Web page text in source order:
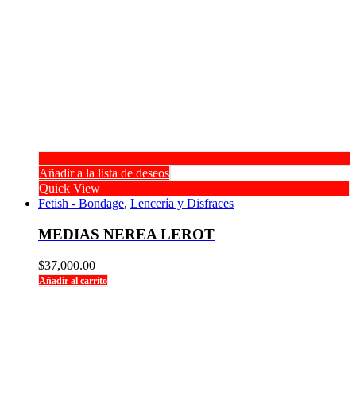
Añadir a la lista de deseos
Quick View
Fetish - Bondage, Lencería y Disfraces
MEDIAS NEREA LEROT
$37,000.00
Añadir al carrito